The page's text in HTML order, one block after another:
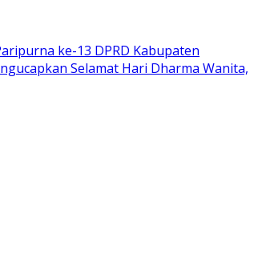
ke-13 DPRD Kabupaten
Selamat Hari Dharma Wanita,